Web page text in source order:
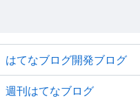
はてなブログ開発ブログ
週刊はてなブログ